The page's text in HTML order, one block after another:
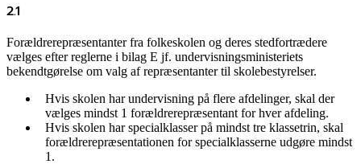
2.1
Forældrerepræsentanter fra folkeskolen og deres stedfortrædere
vælges efter reglerne i bilag E jf. undervisningsministeriets
bekendtgørelse om valg af repræsentanter til skolebestyrelser.
Hvis skolen har undervisning på flere afdelinger, skal der
vælges mindst 1 forældrerepræsentant for hver afdeling.
Hvis skolen har specialklasser på mindst tre klassetrin, skal
forældrerepræsentationen for specialklasserne udgøre mindst
1.